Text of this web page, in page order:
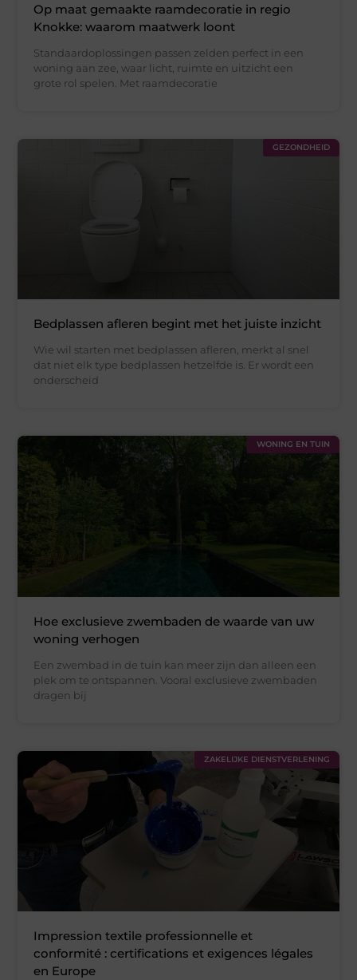
Op maat gemaakte raamdecoratie in regio
Knokke: waarom maatwerk loont
Standaardoplossingen passen zelden perfect in een
woning aan zee, waar licht, ruimte en uitzicht een
grote rol spelen. Met raamdecoratie
GEZONDHEID
Bedplassen afleren begint met het juiste inzicht
Wie wil starten met bedplassen afleren, merkt al snel
dat niet elk type bedplassen hetzelfde is. Er wordt een
onderscheid
WONING EN TUIN
Hoe exclusieve zwembaden de waarde van uw
woning verhogen
Een zwembad in de tuin kan meer zijn dan alleen een
plek om te ontspannen. Vooral exclusieve zwembaden
dragen bij
ZAKELIJKE DIENSTVERLENING
Impression textile professionnelle et
conformité : certifications et exigences légales
en Europe